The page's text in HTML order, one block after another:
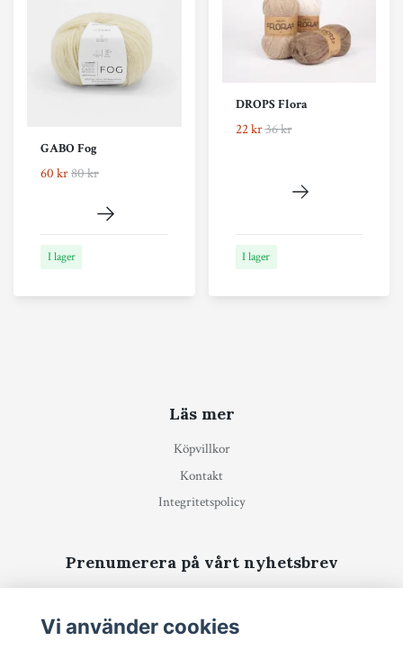
GABO Fog
60 kr80 kr
I lager
DROPS Flora
22 kr36 kr
I lager
Läs mer
Köpvillkor
Kontakt
Integritetspolicy
Prenumerera på vårt nyhetsbrev
Vi använder cookies